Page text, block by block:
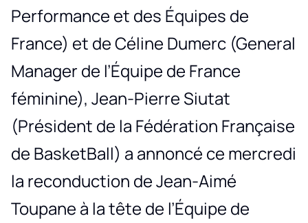
Performance et des Équipes de
France) et de Céline Dumerc (General
Manager de l’Équipe de France
féminine), Jean-Pierre Siutat
(Président de la Fédération Française
de BasketBall) a annoncé ce mercredi
la reconduction de Jean-Aimé
Toupane à la tête de l’Équipe de